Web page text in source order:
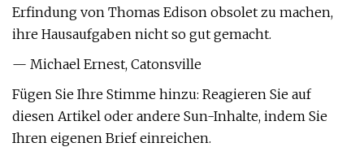
Erfindung von Thomas Edison obsolet zu machen,
ihre Hausaufgaben nicht so gut gemacht.
— Michael Ernest, Catonsville
Fügen Sie Ihre Stimme hinzu: Reagieren Sie auf
diesen Artikel oder andere Sun-Inhalte, indem Sie
Ihren eigenen Brief einreichen.